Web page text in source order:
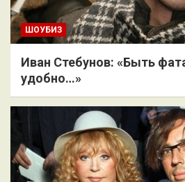
ШОУБИЗ
Иван Стебунов: «Быть
удобно…»